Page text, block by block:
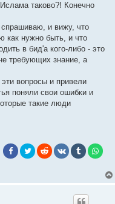
таково?! Конечно
и вижу, что
как нужно быть, и что
в бид'а кого-либо - это
требующих знание, а
вопросы и привели
поняли свои ошибки и
такие люди